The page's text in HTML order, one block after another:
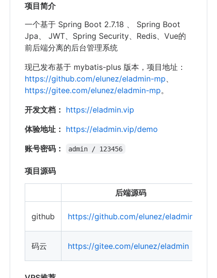
项目简介
一个基于 Spring Boot 2.7.18 、 Spring Boot
Jpa、 JWT、Spring Security、Redis、Vue的
前后端分离的后台管理系统
现已发布基于 mybatis-plus 版本，项目地址：
https://github.com/elunez/eladmin-mp
https://gitee.com/elunez/eladmin-mp。
开发文档： https://eladmin.vip
体验地址： https://eladmin.vip/demo
账号密码：
admin / 123456
项目源码
后端源码
github https://github.com/elunez/eladmin
码云 https://gitee.com/elunez/eladmin